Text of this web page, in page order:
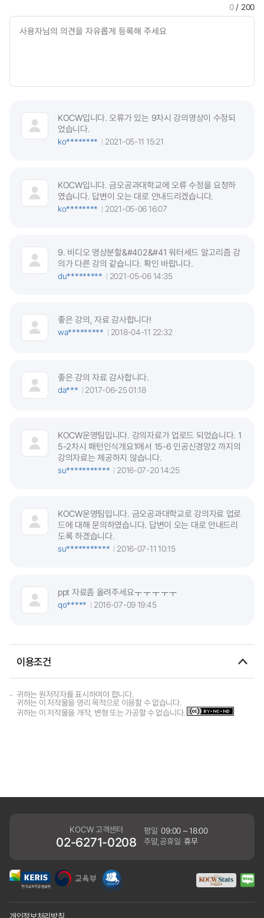
0/ 200
KOCW입니다. 오류가 있는 9차시 강의영상이 수정되
었습니다.
ko********
2021-05-11 15:21
KOCW입니다. 금오공과대학교에 오류 수정을 요청하
였습니다. 답변이 오는 대로 안내드리겠습니다.
ko********
2021-05-06 16:07
9. 비디오 영상분할&#402&#41 워터세드 알고리즘 강
의가 다른 강의 같습니다. 확인 바랍니다.
du*********
2021-05-06 14:35
좋은 강의, 자료 감사합니다!
wa*********
2018-04-11 22:32
좋은 강의 자료 감사합니다.
da***
2017-06-25 01:18
KOCW운영팀입니다. 강의자료가 업로드 되었습니다. 1
5-2차시 패턴인식개요1에서 15-6 인공신경망2 까지의
강의자료는 제공하지 않습니다.
su***********
2016-07-20 14:25
KOCW운영팀입니다. 금오공과대학교로 강의자료 업로
드에 대해 문의하였습니다. 답변이 오는 대로 안내드리
도록 하겠습니다.
su***********
2016-07-11 10:15
ppt 자료좀 올려주세요ㅜㅜㅜㅜㅜ
qo*****
2016-07-09 19:45
이용조건
귀하는 원저작자를 표시하여야 합니다.
귀하는 이 저작물을 영리 목적으로 이용할 수 없습니다.
귀하는 이 저작물을 개작, 변형 또는 가공할 수 없습니다.
KOCW 고객센터
02-6271-0208
평일 09:00 ~ 18:00
주말,공휴일 휴무